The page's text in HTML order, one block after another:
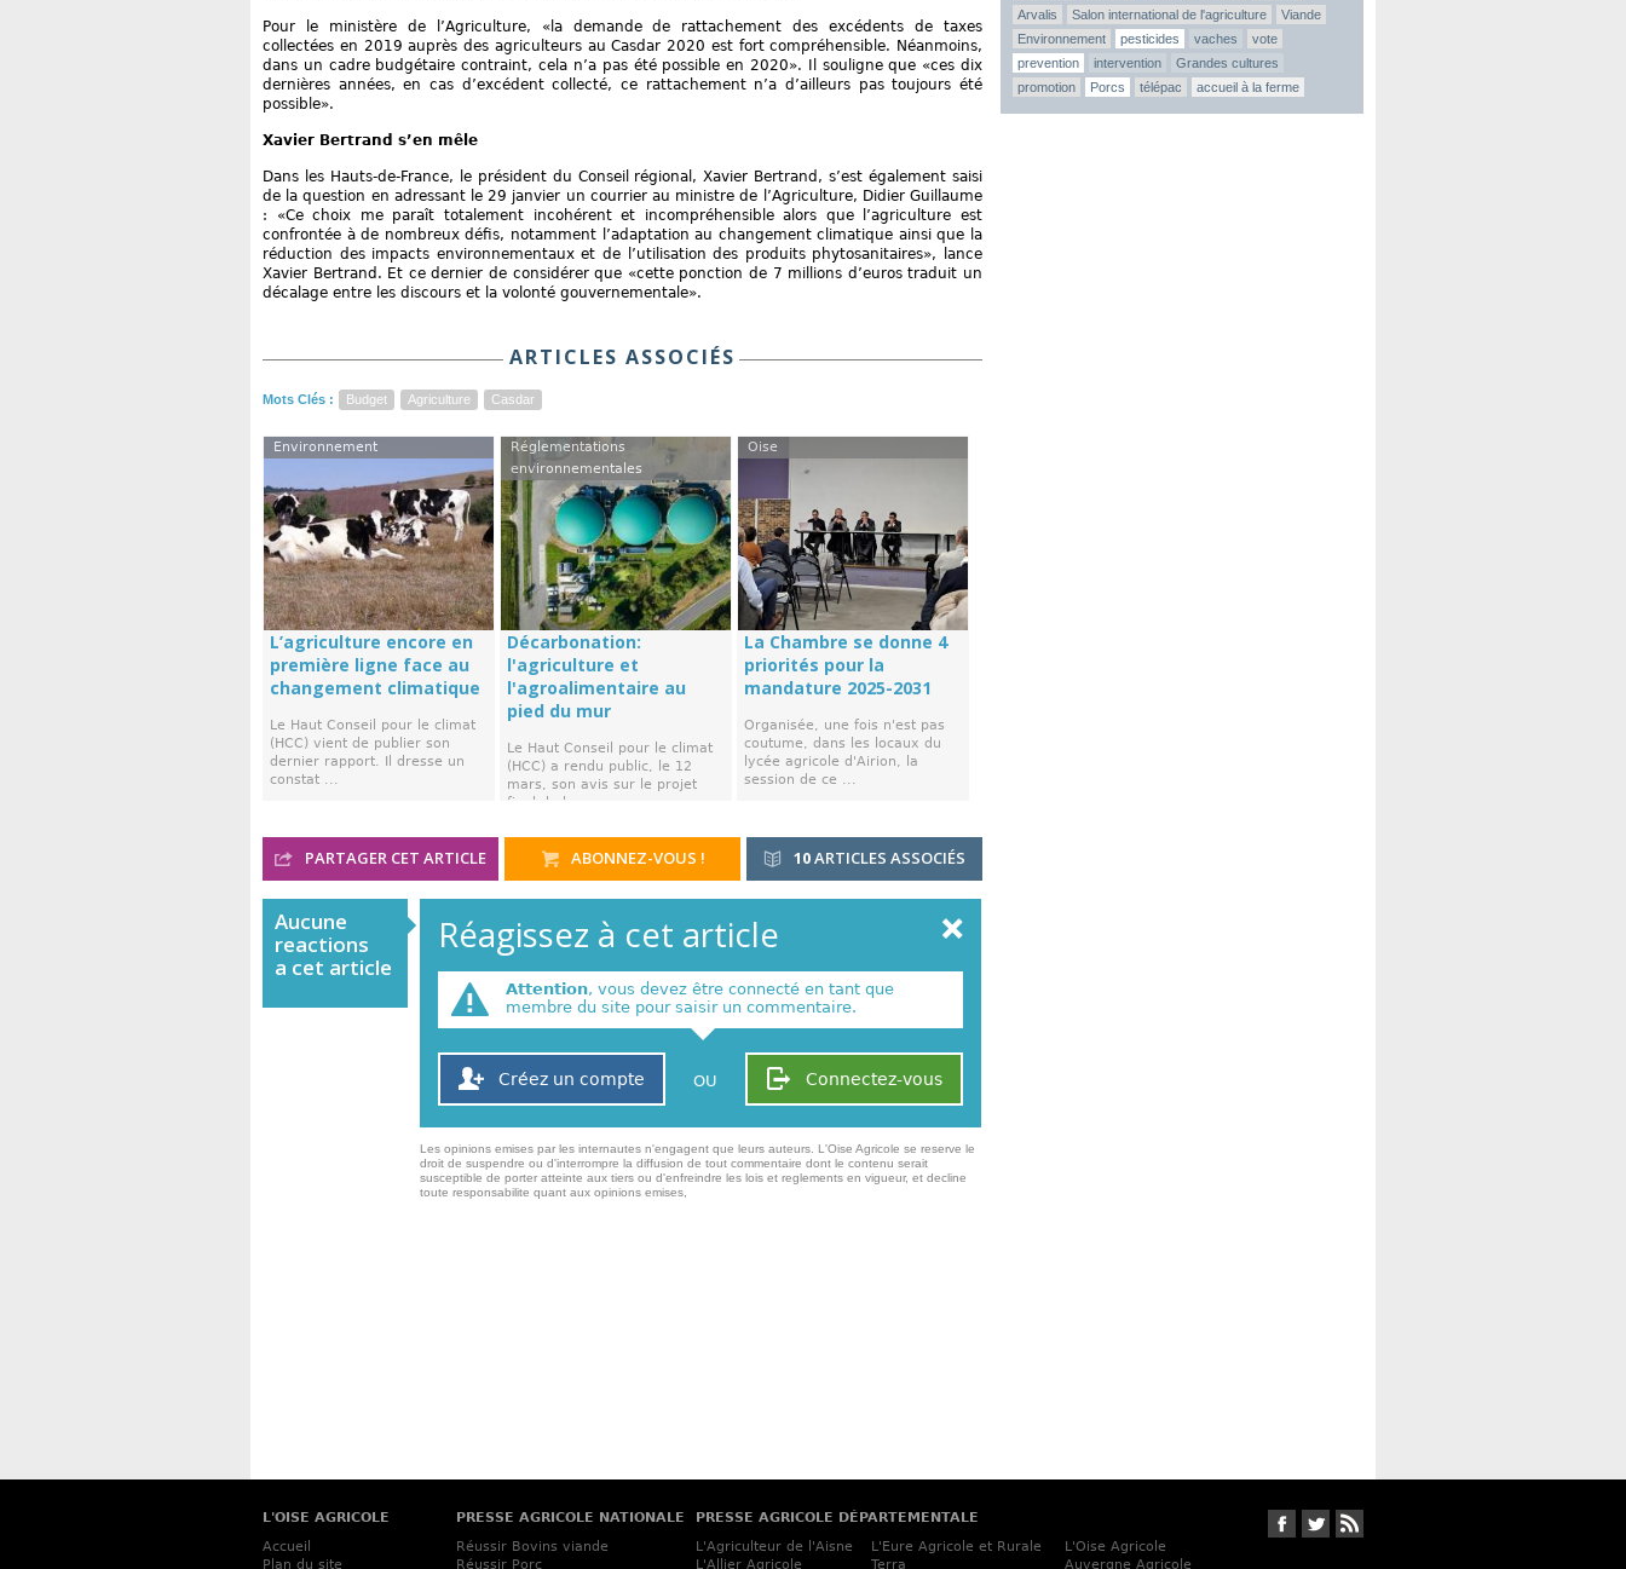
Pour le ministère de l’Agriculture, «la demande de rattachement des excédents de taxes
collectées en 2019 auprès des agriculteurs au Casdar 2020 est fort compréhensible. Néanmoins,
dans un cadre budgétaire contraint, cela n’a pas été possible en 2020». Il souligne que «ces dix
dernières années, en cas d’excédent collecté, ce rattachement n’a d’ailleurs pas toujours été
possible».
Xavier Bertrand s’en mêle
Dans les Hauts-de-France, le président du Conseil régional, Xavier Bertrand, s’est également saisi
de la question en adressant le 29 janvier un courrier au ministre de l’Agriculture, Didier Guillaume
: «Ce choix me paraît totalement incohérent et incompréhensible alors que l’agriculture est
confrontée à de nombreux défis, notamment l’adaptation au changement climatique ainsi que la
réduction des impacts environnementaux et de l’utilisation des produits phytosanitaires», lance
Xavier Bertrand. Et ce dernier de considérer que «cette ponction de 7 millions d’euros traduit un
décalage entre les discours et la volonté gouvernementale».
ARTICLES ASSOCIÉS
Mots Clés : Budget Agriculture Casdar
Environnement
L’agriculture encore en
première ligne face au
changement climatique
Le Haut Conseil pour le climat
(HCC) vient de publier son
dernier rapport. Il dresse un
constat ...
Réglementations
environnementales
Décarbonation:
l'agriculture et
l'agroalimentaire au
pied du mur
Le Haut Conseil pour le climat
(HCC) a rendu public, le 12
mars, son avis sur le projet
final de la ...
Oise
La Chambre se donne 4
priorités pour la
mandature 2025-2031
Organisée, une fois n'est pas
coutume, dans les locaux du
lycée agricole d'Airion, la
session de ce ...
10ARTICLES ASSOCIÉS
PARTAGER CET ARTICLE ABONNEZ-VOUS !
Aucune
reactions
a cet article
Réagissez à cet article
Attention, vous devez être connecté en tant que
membre du site pour saisir un commentaire.
Connectez-vous
Créez un compte OU
Les opinions emises par les internautes n'engagent que leurs auteurs. L'Oise Agricole se reserve le
droit de suspendre ou d'interrompre la diffusion de tout commentaire dont le contenu serait
susceptible de porter atteinte aux tiers ou d'enfreindre les lois et reglements en vigueur, et decline
toute responsabilite quant aux opinions emises,
Arvalis
Salon international de l'agriculture
Viande
Environnement
pesticides vaches
vote
prevention
intervention
Grandes cultures
promotion
Porcs télépac accueil à la ferme
Suivez-nous sur Facebook
Suivez-nous sur Twitter
L'OISE AGRICOLE
Accueil
Plan du site
PRESSE AGRICOLE NATIONALE
Réussir Bovins viande
Réussir Porc
PRESSE AGRICOLE DÉPARTEMENTALE
L'Agriculteur de l'Aisne
L'Allier Agricole
L'Eure Agricole et Rurale
Terra
L'Oise Agricole
Auvergne Agricole